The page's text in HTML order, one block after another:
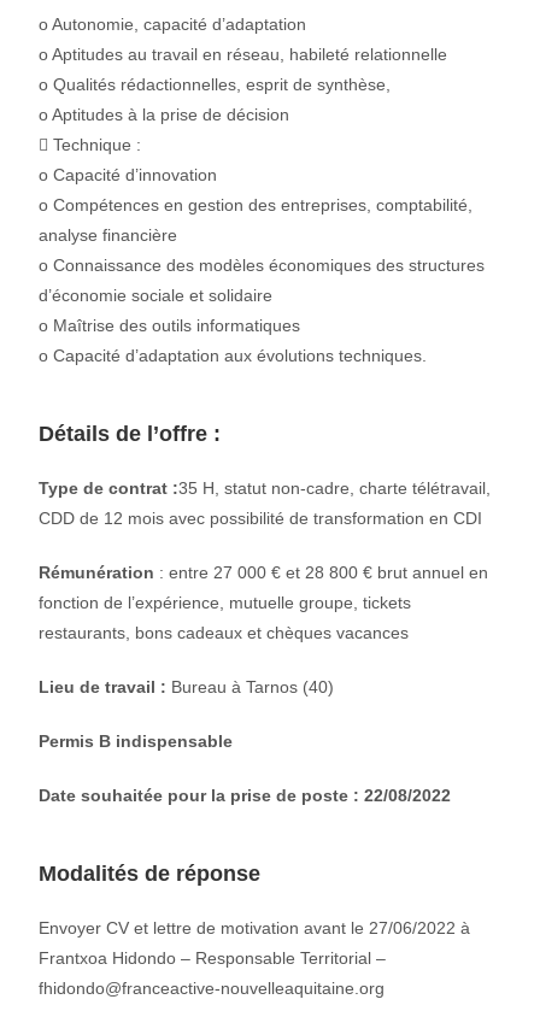
o Autonomie, capacité d’adaptation
o Aptitudes au travail en réseau, habileté relationnelle
o Qualités rédactionnelles, esprit de synthèse,
o Aptitudes à la prise de décision
 Technique :
o Capacité d’innovation
o Compétences en gestion des entreprises, comptabilité,
analyse financière
o Connaissance des modèles économiques des structures
d’économie sociale et solidaire
o Maîtrise des outils informatiques
o Capacité d’adaptation aux évolutions techniques.
Détails de l’offre :
Type de contrat :35 H, statut non-cadre, charte télétravail,
CDD de 12 mois avec possibilité de transformation en CDI
Rémunération : entre 27 000 € et 28 800 € brut annuel en
fonction de l’expérience, mutuelle groupe, tickets
restaurants, bons cadeaux et chèques vacances
Lieu de travail : Bureau à Tarnos (40)
Permis B indispensable
Date souhaitée pour la prise de poste : 22/08/2022
Modalités de réponse
Envoyer CV et lettre de motivation avant le 27/06/2022 à
Frantxoa Hidondo – Responsable Territorial –
fhidondo@franceactive-nouvelleaquitaine.org